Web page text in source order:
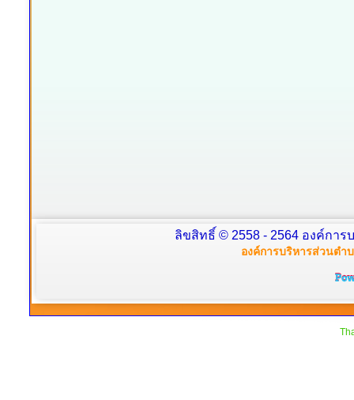
ลิขสิทธิ์ © 2558 - 2564 องค์กา
องค์การบริหารส่วนตำ